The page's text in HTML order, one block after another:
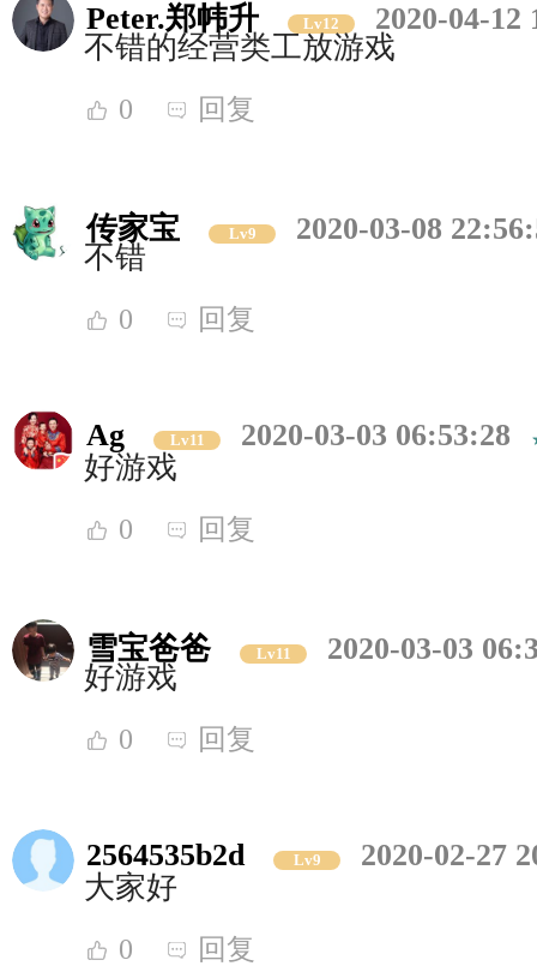
Peter.郑帏升 Lv12
2020-04-12
不错的经营类工放游戏
0 回复
传家宝 Lv9
2020-03-08
不错
0 回复
Ag Lv11
2020-03-03 06:53:28
好游戏
0 回复
雪宝爸爸 Lv11
2020-03-03
好游戏
0 回复
2564535b2d Lv9
2020-02-27
大家好
0 回复